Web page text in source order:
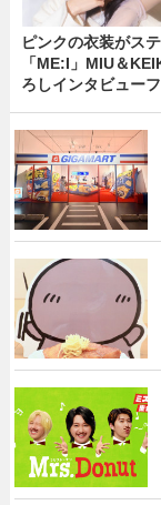
ピンクの衣装がステ
「ME:I」MIU＆
ろしインタビュー